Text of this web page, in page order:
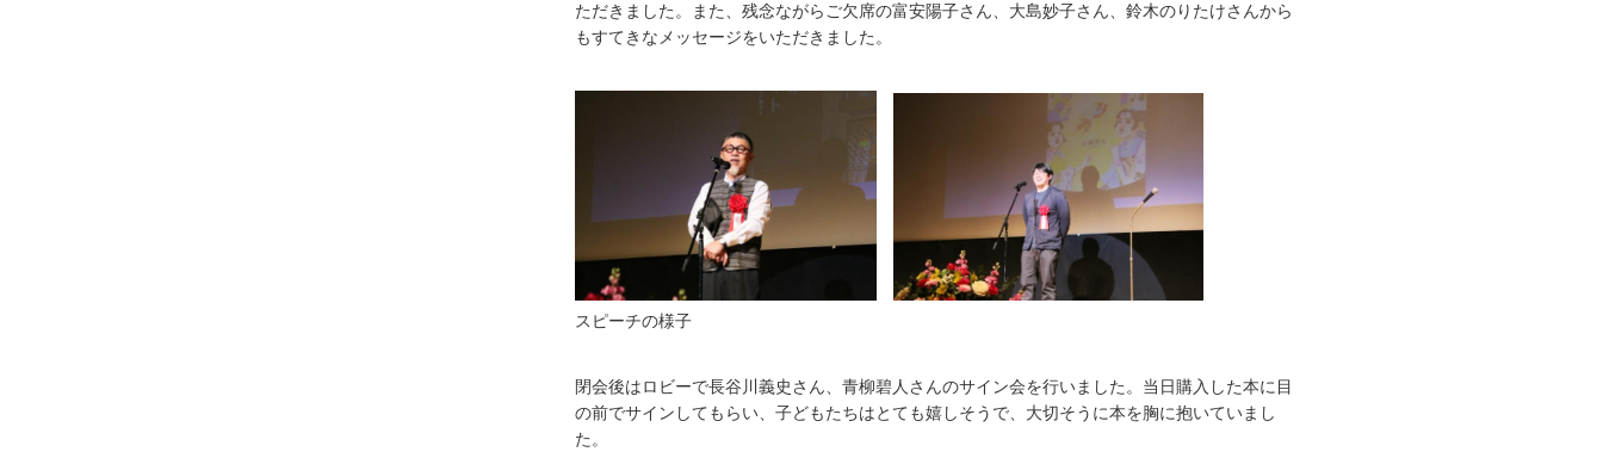
ただきました。また、残念ながらご欠席の富安陽子さん、大島妙子さん、鈴木のりたけさんから
もすてきなメッセージをいただきました。
スピーチの様子
閉会後はロビーで長谷川義史さん、青柳碧人さんのサイン会を行いました。当日購入した本に目
の前でサインしてもらい、子どもたちはとても嬉しそうで、大切そうに本を胸に抱いていまし
た。